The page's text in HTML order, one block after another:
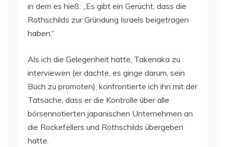
in dem es hieß: „Es gibt ein Gerücht, dass die
Rothschilds zur Gründung Israels beigetragen
haben.“
Als ich die Gelegenheit hatte, Takenaka zu
interviewen (er dachte, es ginge darum, sein
Buch zu promoten), konfrontierte ich ihn mit der
Tatsache, dass er die Kontrolle über alle
börsennotierten japanischen Unternehmen an
die Rockefellers und Rothschilds übergeben
hatte.